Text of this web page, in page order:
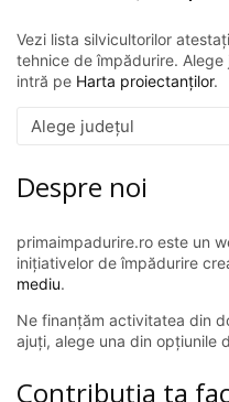
Vezi lista silvicultorilor
tehnice de împădurire.
intră pe Harta proiectanților.
Despre noi
primaimpadurire.ro este un
inițiativelor de împădurire
mediu.
Ne finanțăm activitatea din
ajuți, alege una din opțiunile
Contribuția ta